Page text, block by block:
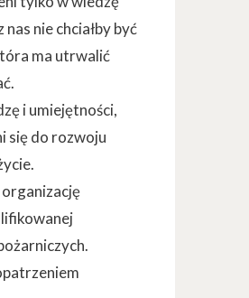
nie chciałby być
ma utrwalić
i umiejętności,
się do rozwoju
organizację